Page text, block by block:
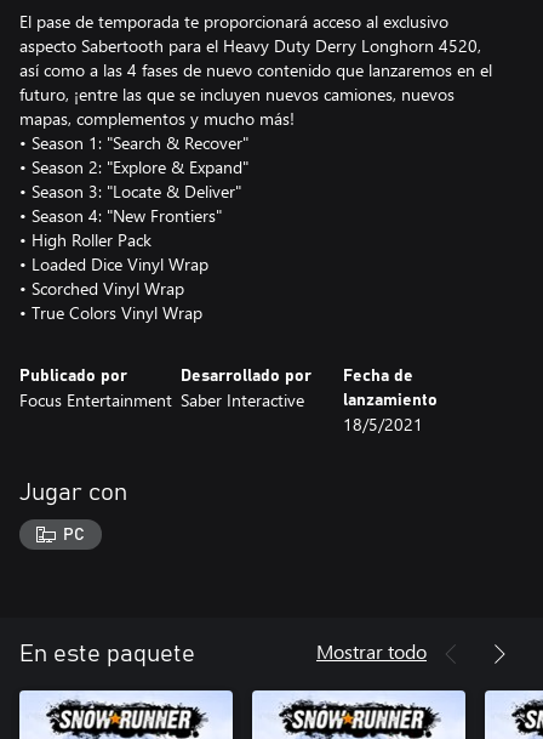
El pase de temporada te proporcionará acceso al exclusivo
aspecto Sabertooth para el Heavy Duty Derry Longhorn 4520,
así como a las 4 fases de nuevo contenido que lanzaremos en el
futuro, ¡entre las que se incluyen nuevos camiones, nuevos
mapas, complementos y mucho más!
• Season 1: "Search & Recover"
• Season 2: "Explore & Expand"
• Season 3: "Locate & Deliver"
• Season 4: "New Frontiers"
• High Roller Pack
• Loaded Dice Vinyl Wrap
• Scorched Vinyl Wrap
• True Colors Vinyl Wrap
Publicado por
Focus Entertainment
Desarrollado por
Saber Interactive
Fecha de
lanzamiento
18/5/2021
Jugar con
PC
En este paquete Mostrar todo